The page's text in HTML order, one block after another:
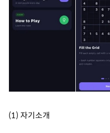
(1) 자기소개